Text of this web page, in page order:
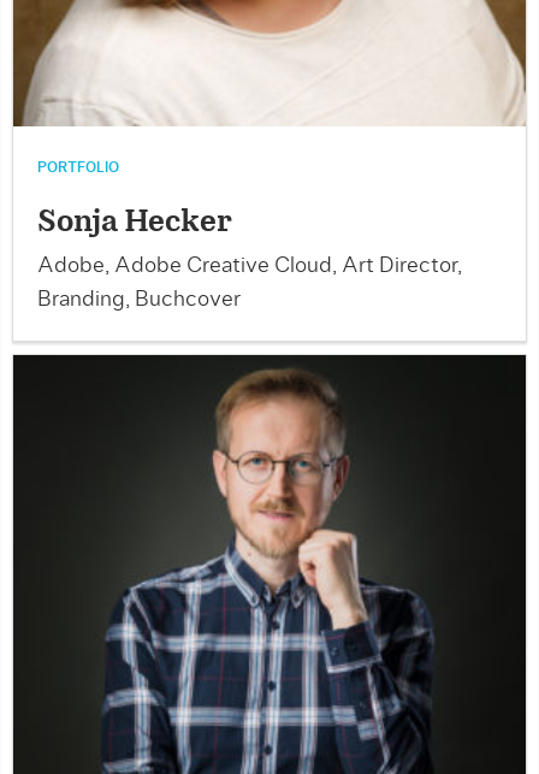
PORTFOLIO
Sonja Hecker
Adobe, Adobe Creative Cloud, Art Director,
Branding, Buchcover